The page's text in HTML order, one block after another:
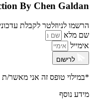
By Chen Galdan
הרשמו לניוזלטר לקבלת
שם מלא
אימייל
לרישום
*במילוי טופס זה אני מאשר/
מידע נוסף